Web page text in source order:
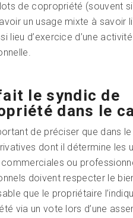
de copropriété (souvent
un usage mixte à savoir
lieu d’exercice d’une activité
le syndic de
dans le
de préciser que dans
dont il détermine les
ou
doivent respecter le
que le propriétaire
via un vote lors d’une